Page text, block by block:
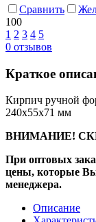
Сравнить
100
1 2 3 4 5
0 отзывов
Краткое
Кирпич ручной
240х55х71 мм
ВНИМАНИЕ!
При оптовых
цены, которые Вы
менеджера.
Описание